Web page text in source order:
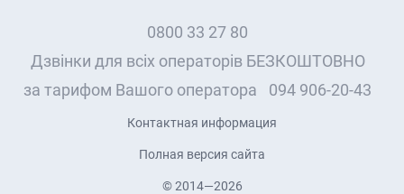
0800 33 27 80
Дзвінки для всіх операторів БЕЗКОШТОВНО
за тарифом Вашого оператора
094 906-20-43
Контактная информация
Полная версия сайта
© 2014—2026